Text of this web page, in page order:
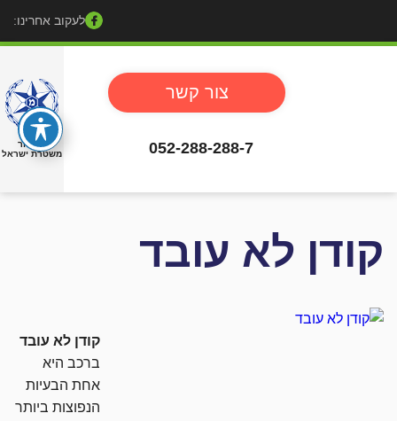
לעקוב אחרינו:
באישור
משטרת ישראל
צור קשר
052-288-288-7
קודן לא עובד
קודן לא עובד
ברכב היא
אחת הבעיות
הנפוצות ביותר